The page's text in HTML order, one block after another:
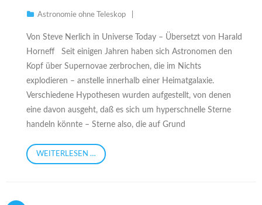
Astronomie ohne Teleskop
Von Steve Nerlich in Universe Today – Übersetzt von Harald
Horneff Seit einigen Jahren haben sich Astronomen den
Kopf über Supernovae zerbrochen, die im Nichts
explodieren – anstelle innerhalb einer Heimatgalaxie.
Verschiedene Hypothesen wurden aufgestellt, von denen
eine davon ausgeht, daß es sich um hyperschnelle Sterne
handeln könnte – Sterne also, die auf Grund
WEITERLESEN …